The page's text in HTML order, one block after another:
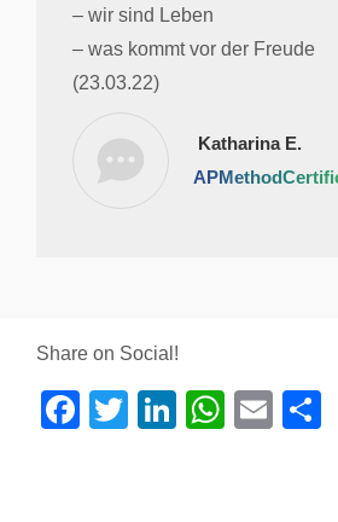
Katharina E.
– wir sind Leben
– was kommt vor der Freude
(23.03.22)
Share on Social!
Facebook
TwitterLinkedIn